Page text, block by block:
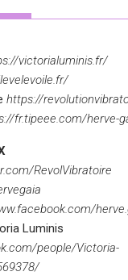
victorialuminis.fr/
https://
fr.tipeee.com/herve-
RevolVibratoire
Luminis
people/Victoria-